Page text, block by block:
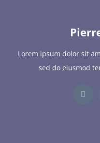
Lorem ipsum dolor sit
sed do eiusmod